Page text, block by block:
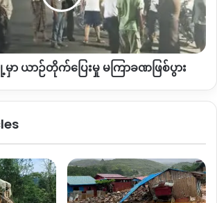
ကောက်ယူရရှိထားတာ ဖြစ်တဲ့အတွက်
မှာတော့ကွဲလွဲမှုရှိနိုင်ပါတယ်။
ရဲ့ ပြုစုထားချက်အရ အာဏာသိမ်းပြီး ၃ နှစ်
ငံတဝန်း ဘဏ်တွေဝင်ရောက် လုယက်ခဲ့တဲ့ဖြစ်စဉ်
Copy URL
ြို့မှာ ယာဉ်တိုက်ပြေးမှု မကြာခဏဖြစ်ပွား